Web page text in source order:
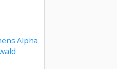
Alpha